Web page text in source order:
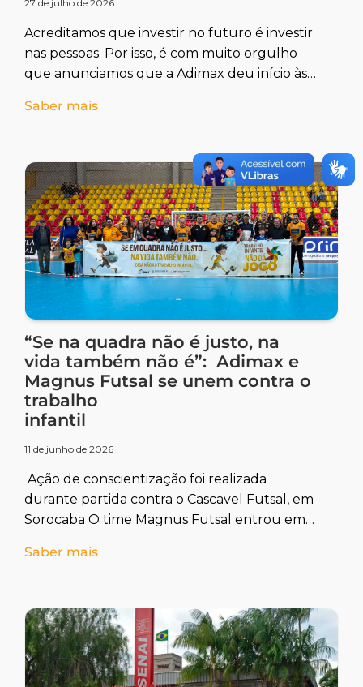
27 de julho de 2026
Acreditamos que investir no futuro é investir
nas pessoas. Por isso, é com muito orgulho
que anunciamos que a Adimax deu início às
Saber mais
“Se na quadra não é justo, na
vida também não é”: Adimax e
Magnus Futsal se unem contra o
trabalho
infantil
11 de junho de 2026
Ação de conscientização foi realizada
durante partida contra o Cascavel Futsal, em
Sorocaba O time Magnus Futsal entrou em
Saber mais